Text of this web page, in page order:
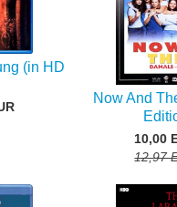
(in HD
Now And
10,00
12,97